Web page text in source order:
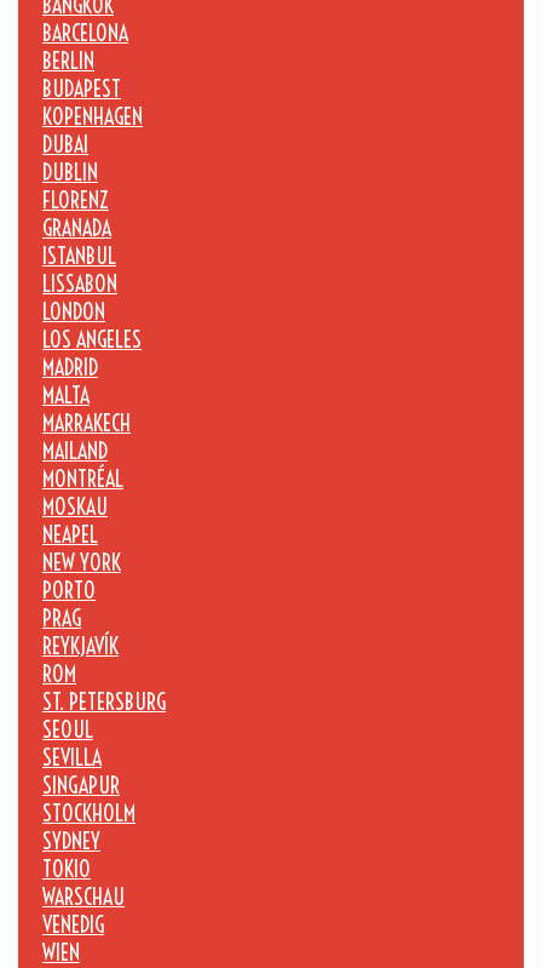
BARCELONA
BERLIN
BUDAPEST
KOPENHAGEN
DUBAI
DUBLIN
FLORENZ
GRANADA
ISTANBUL
LISSABON
LONDON
LOS ANGELES
MADRID
MALTA
MARRAKECH
MAILAND
MONTRÉAL
MOSKAU
NEAPEL
NEW YORK
PORTO
PRAG
REYKJAVÍK
ROM
ST. PETERSBURG
SEOUL
SEVILLA
SINGAPUR
STOCKHOLM
SYDNEY
TOKIO
WARSCHAU
VENEDIG
WIEN